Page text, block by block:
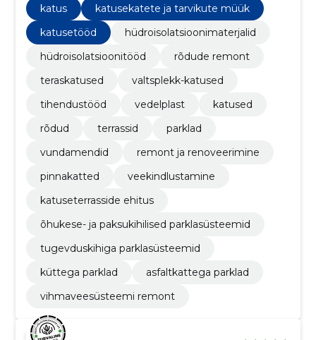
katus
katusekatete ja tarvikute müük
katusetööd
hüdroisolatsioonimaterjalid
hüdroisolatsioonitööd
rõdude remont
teraskatused
valtsplekk-katused
tihendustööd
vedelplast
katused
rõdud
terrassid
parklad
vundamendid
remont ja renoveerimine
pinnakatted
veekindlustamine
katuseterrasside ehitus
õhukese- ja paksukihilised parklasüsteemid
tugevduskihiga parklasüsteemid
küttega parklad
asfaltkattega parklad
vihmaveesüsteemi remont